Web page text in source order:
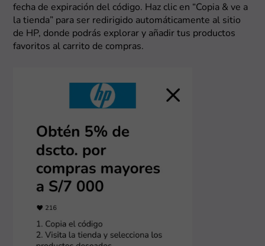
fecha de expiración del código. Haz clic en “Copia & ve a
la tienda” para ser redirigido automáticamente al sitio
de HP, donde podrás explorar y añadir tus productos
favoritos al carrito de compras.